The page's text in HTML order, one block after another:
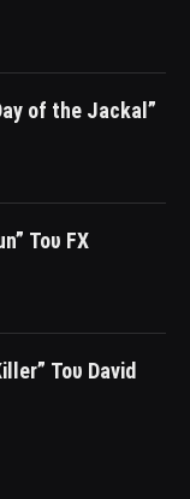
of the Jackal”
Του FX
Του David